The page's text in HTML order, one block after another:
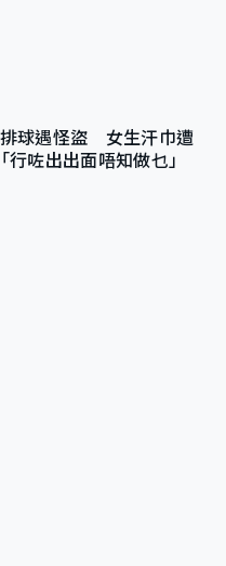
球遇怪盜 女生汗巾遭
咗出出面唔知做乜」